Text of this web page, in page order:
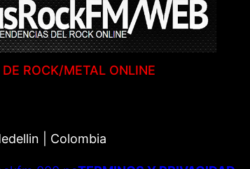
ROCK/METAL ONLINE
| Colombia